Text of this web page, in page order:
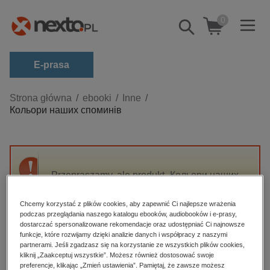
Pokaż/schowaj
wyszukiwarkę
0
E-prasa
Kategorie
Zobacz wszystkie E-prasa
budownictwo, aranżacja wnętrz
darmowe wydania
edukacja
hobby, sport, rozrywka
komputery, internet, technologie, informatyka
Strona główna ebooki
Inne
Кольори наших споминів
Przepraszamy, ale produkt „Кольори наших
High-contrast mode
Polecane
Chcemy korzystać z plików cookies, aby zapewnić Ci najlepsze wrażenia
podczas przeglądania naszego katalogu ebooków, audiobooków i e-prasy,
dostarczać spersonalizowane rekomendacje oraz udostępniać Ci najnowsze
funkcje, które rozwijamy dzięki analizie danych i współpracy z naszymi
partnerami. Jeśli zgadzasz się na korzystanie ze wszystkich plików cookies,
kliknij „Zaakceptuj wszystkie”. Możesz również dostosować swoje
preferencje, klikając „Zmień ustawienia”. Pamiętaj, że zawsze możesz